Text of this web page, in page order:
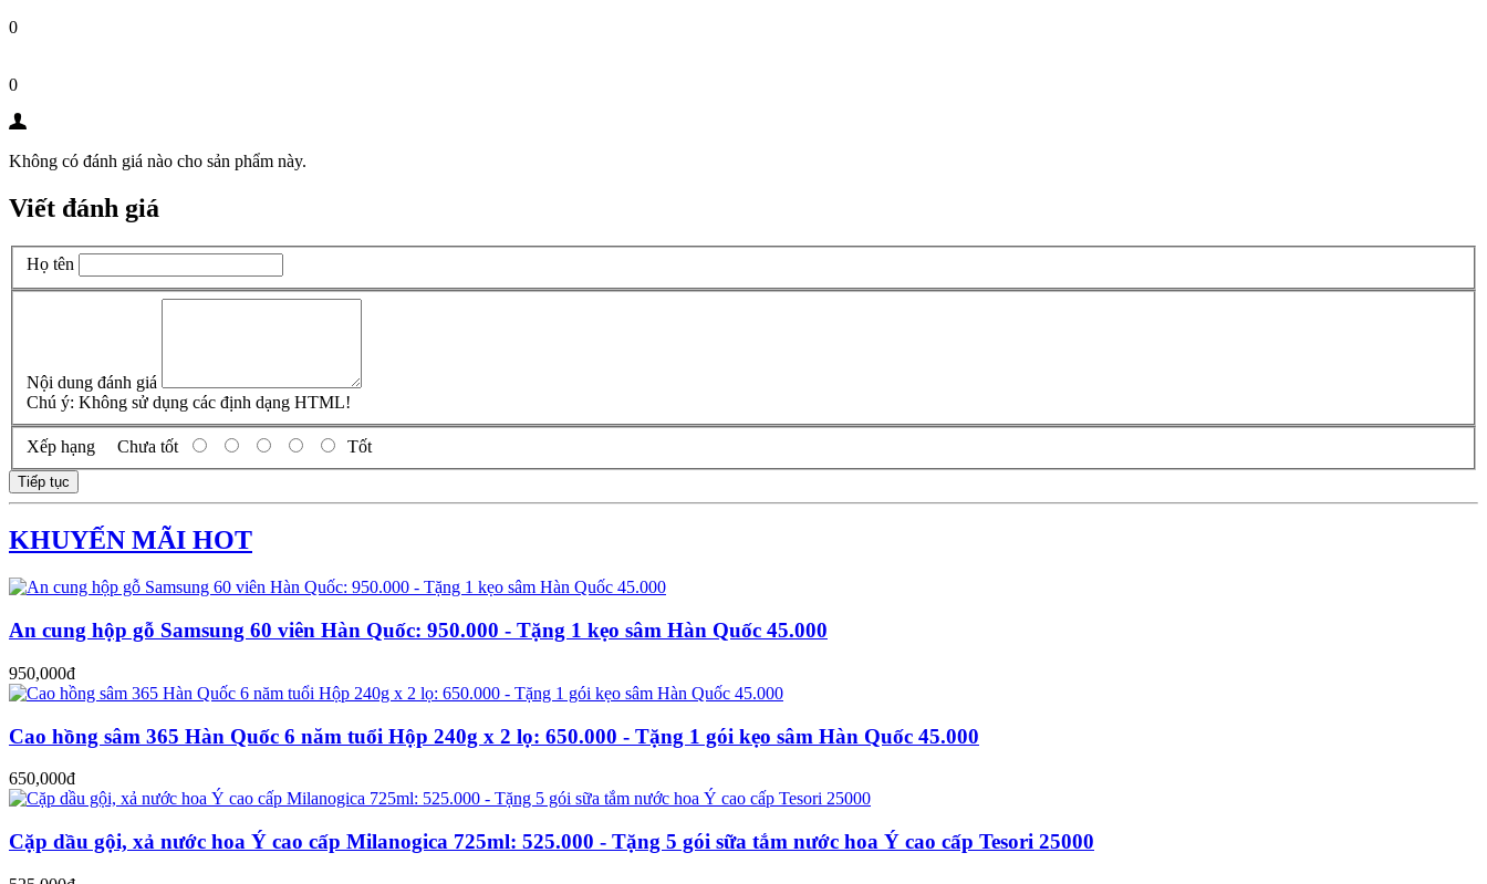
0
0
Không có đánh giá nào cho sản phẩm này.
Viết đánh giá
Họ tên
Nội dung đánh giá
Chú ý: Không sử dụng các định dạng HTML!
Xếp hạng Chưa tốt Tốt
Tiếp tục
KHUYẾN MÃI HOT
An cung hộp gỗ Samsung 60 viên Hàn Quốc: 950.000 - Tặng 1 kẹo sâm Hàn Quốc 45.000
950,000đ
Cao hồng sâm 365 Hàn Quốc 6 năm tuổi Hộp 240g x 2 lọ: 650.000 - Tặng 1 gói kẹo sâm Hàn Quốc 45.000
650,000đ
Cặp dầu gội, xả nước hoa Ý cao cấp Milanogica 725ml: 525.000 - Tặng 5 gói sữa tắm nước hoa Ý cao cấp Tesori 25000